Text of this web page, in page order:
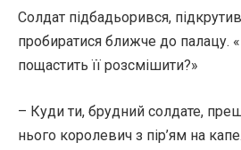
Солдат підбадьорився,
пробиратися ближче до палацу.
пощастить її розсмішити?»
– Куди ти, брудний солдате,
нього королевич з пір’ям на